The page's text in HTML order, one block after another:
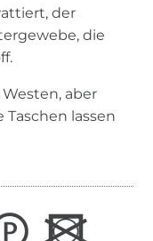
der
die
aber
Taschen lassen